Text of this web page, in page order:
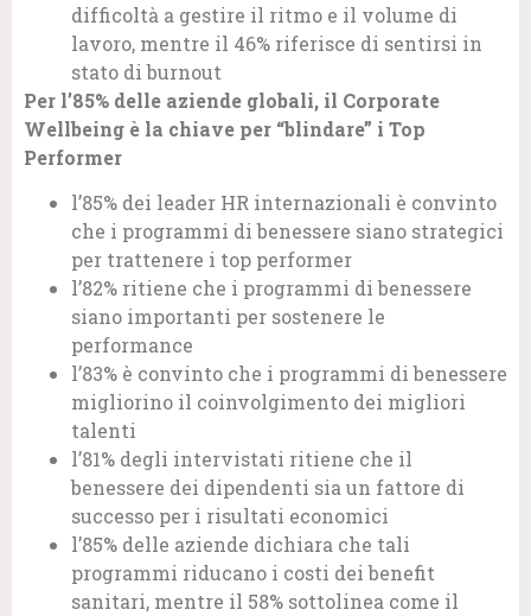
difficoltà a gestire il ritmo e il volume di
lavoro, mentre il 46% riferisce di sentirsi in
stato di burnout
Per l’85% delle aziende globali, il Corporate
Wellbeing è la chiave per “blindare” i Top
Performer
l’85% dei leader HR internazionali è convinto
che i programmi di benessere siano strategici
per trattenere i top performer
l’82% ritiene che i programmi di benessere
siano importanti per sostenere le
performance
l’83% è convinto che i programmi di benessere
migliorino il coinvolgimento dei migliori
talenti
l’81% degli intervistati ritiene che il
benessere dei dipendenti sia un fattore di
successo per i risultati economici
l’85% delle aziende dichiara che tali
programmi riducano i costi dei benefit
sanitari, mentre il 58% sottolinea come il